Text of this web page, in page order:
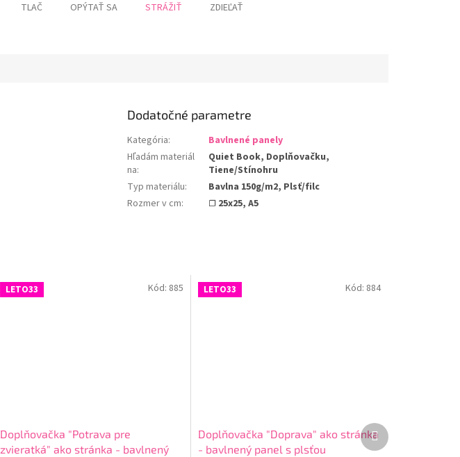
TLAČ OPÝTAŤ SA STRÁŽIŤ ZDIEĽAŤ
LETO33
Doplňovačka "Potrava pre
zvieratká" ako stránka - bavlnený
Kód: 885 LETO33
Doplňovačka "Doprava" ako stránka
- bavlnený panel s plsťou
Kód: 884
Ďalší
produkt
Dodatočné parametre
Kategória:
Bavlnené panely
Hľadám materiál
na:
Quiet Book, Doplňovačku,
Tiene/Stínohru
Typ materiálu:
Bavlna 150g/m2, Plsť/filc
Rozmer v cm: ☐ 25x25, A5